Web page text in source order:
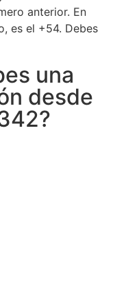
anterior. En
es el +54. Debes
una
desde